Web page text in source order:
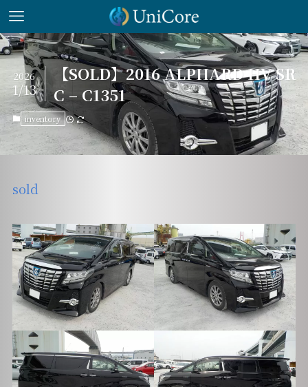
【SOLD】2016 ALPHARD HV SR
C – C1351
2026
1/13
inventory
sold